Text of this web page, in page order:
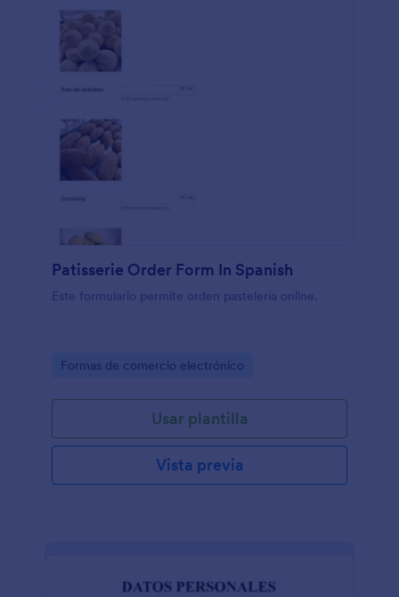
Patisserie Order Form In Spanish
Este formulario permite orden pastelería online.
Go to Category:
Formas de comercio electrónico
Usar plantilla
Vista previa